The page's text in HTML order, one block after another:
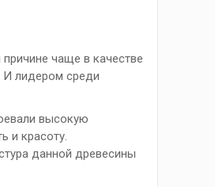
чаще в качестве
И лидером среди
высокую
и красоту.
данной древесины